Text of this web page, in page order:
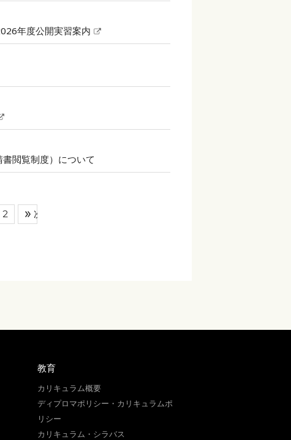
年度公開実習案内
閲覧制度）について
2 次へ
教育
カリキュラム概要
ディプロマポリシー・カリキュラムポ
リシー
カリキュラム・シラバス